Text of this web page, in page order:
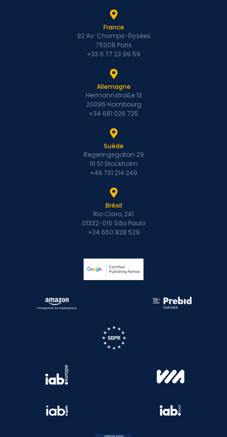
France
92 Av. Champs-Élysées
75008 Paris
+33 6 77 23 99 59
Allemagne
Hermannstraße 13
20095 Hambourg
+34 681 026 725
Suède
Regeringsgatan 29
111 51 Stockholm
+46 731 214 249
Brésil
Rio Claro, 241
01332-010 São Paulo
+34 650 828 529